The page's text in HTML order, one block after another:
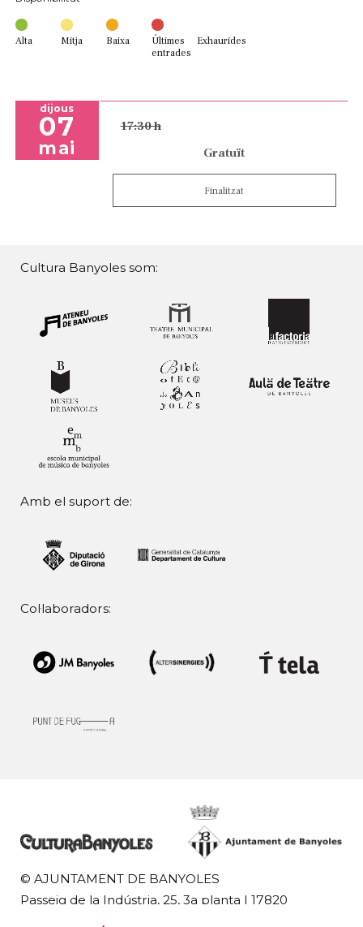
Alta Mitja Baixa
Últimes
entrades
Exhaurides
dijous
07
mai
17:30 h
Gratuït
Finalitzat
Cultura Banyoles som:
Amb el suport de:
Col·laboradors:
© AJUNTAMENT DE BANYOLES
Passeig de la Indústria, 25, 3a planta | 17820